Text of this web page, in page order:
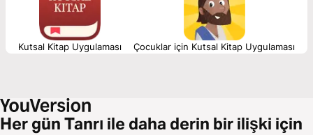
Kutsal Kitap Uygulaması Çocuklar için Kutsal Kitap Uygulaması
Her gün Tanrı ile daha derin bir ilişki için